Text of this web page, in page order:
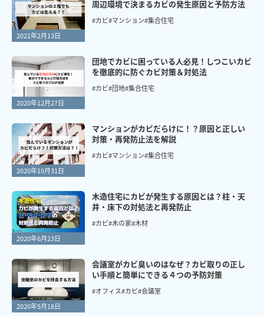
2021年2月13日
周辺環境で決まるカビの発生原因と予防方法
#カビ#マンション#集合住宅
2020年12月27日
団地でカビに困っている人必見！しつこいカビ
を徹底的に防ぐカビ対策＆対処法
#カビ#団地#集合住宅
2020年10月31日
マンションがカビだらけに！？原因と正しい
対策・再発防止法を解説
#カビ#マンション#集合住宅
2020年6月23日
木造住宅にカビが発生する原因とは？柱・天
井・床下の対処法と再発防止
#カビ#木の家#木材
2020年5月18日
会議室がカビ臭いのはなぜ？カビ取りの正し
い手順と簡単にできる４つの予防対策
#オフィス#カビ#会議室